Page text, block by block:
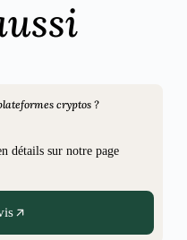
cryptos ?
détails sur notre page